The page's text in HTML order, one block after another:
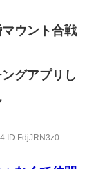
ウント合戦
グアプリし
ID:FdjJRN3z0